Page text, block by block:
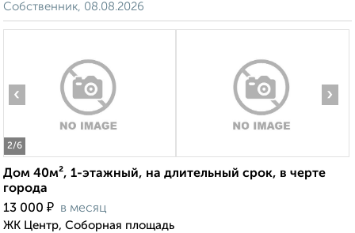
Собственник, 08.08.2026
2/6
‹ ›
Дом 40м², 1-этажный, на длительный срок, в черте
города
13 000 ₽ в месяц
ЖК Центр, Соборная площадь